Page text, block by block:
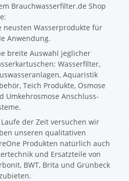
Brauchwasserfilter.de Shop
neusten Wasserprodukte für
Anwendung.
breite Auswahl jeglicher
Wasserfilter,
Aquaristik
Teich Produkte, Osmose
Umkehrosmose Anschluss-
der Zeit versuchen wir
unseren qualitativen
Produkten natürlich auch
und Ersatzteile von
BWT, Brita und Grünbeck